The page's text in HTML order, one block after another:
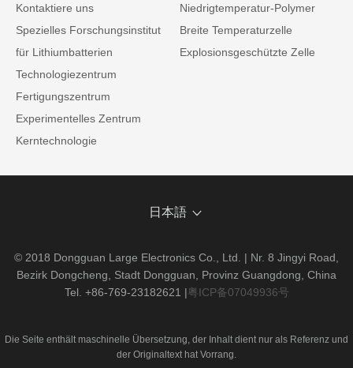
Kontaktiere uns
Spezielles Forschungsinstitut
für Lithiumbatterien
Technologiezentrum
Fertigungszentrum
Experimentelles Zentrum
Kerntechnologie
Niedrigtemperatur-Polymer
Breite Temperaturzelle
Explosionsgeschützte Zelle
日本語
© 2018 Dongguan Large Electronics Co., Ltd. | Nr. 8 Jingyi Road,
Bezirk Dongcheng, Stadt Dongguan, Provinz Guangdong, China
Tel. +86-769-23182621 |粤ICP备07049936号
Die Seite enthält maschinelle Übersetzung, der Inhalt dient nur als Referenz und
der Originaltext hat Vorrang.